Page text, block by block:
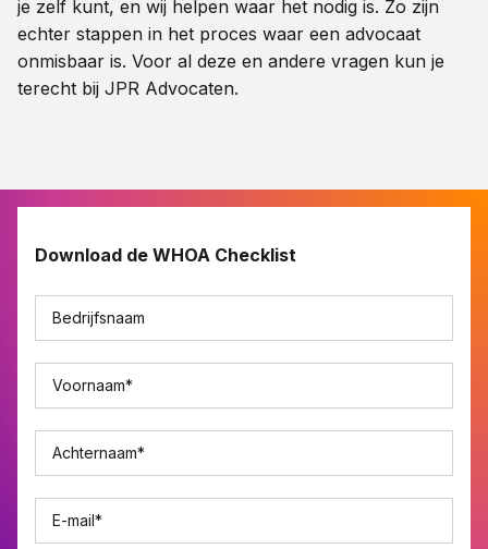
je zelf kunt, en wij helpen waar het nodig is. Zo zijn
echter stappen in het proces waar een advocaat
onmisbaar is. Voor al deze en andere vragen kun je
terecht bij JPR Advocaten.
Download de WHOA Checklist
Bedrijfsnaam
Voornaam*
Achternaam*
E-mail*